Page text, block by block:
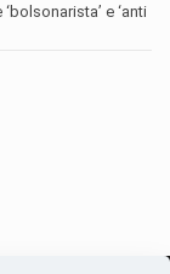
e ‘anti